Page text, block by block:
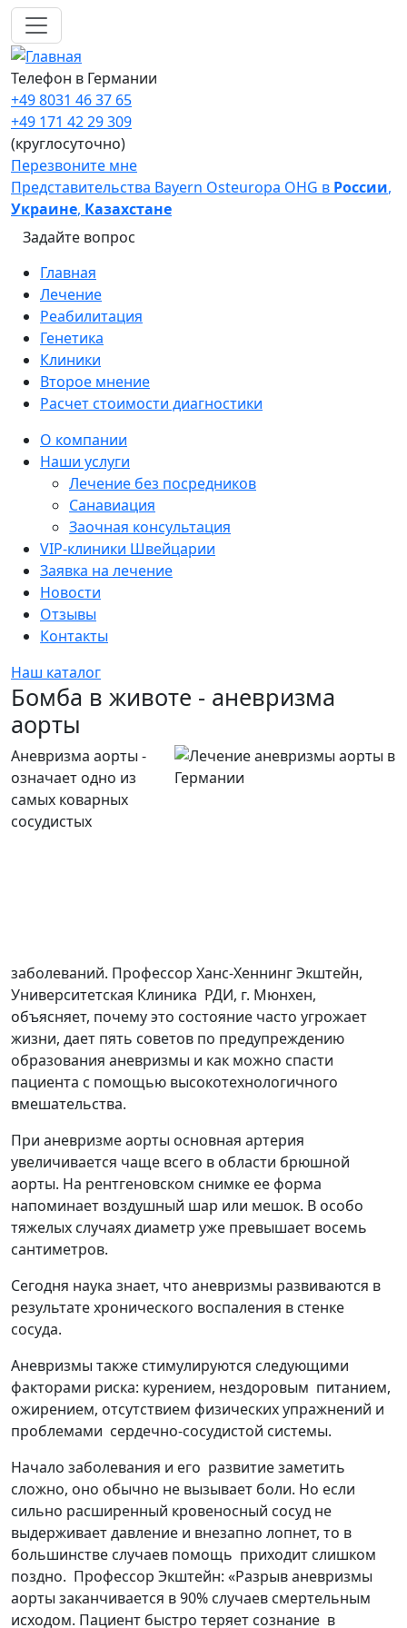
Перейти к основному содержанию
Телефон в Германии
+49 8031 46 37 65
+49 171 42 29 309
(круглосуточно)
Перезвоните мне
Представительства Bayern Osteuropa OHG в России,
Украине, Казахстане
Задайте вопрос
Main navigation
Главная
Лечение
Реабилитация
Генетика
Клиники
Второе мнение
Расчет стоимости диагностики
Sidebar
О компании
Наши услуги
Лечение без посредников
Санавиация
Заочная консультация
VIP-клиники Швейцарии
Заявка на лечение
Новости
Отзывы
Контакты
Наш каталог
Бомба в животе - аневризма
аорты
Аневризма аорты -
означает одно из
самых коварных
сосудистых
заболеваний. Профессор Ханс-Хеннинг Экштейн,
Университетская Клиника РДИ, г. Мюнхен,
объясняет, почему это состояние часто угрожает
жизни, дает пять советов по предупреждению
образования аневризмы и как можно спасти
пациента с помощью высокотехнологичного
вмешательства.
При аневризме аорты основная артерия
увеличивается чаще всего в области брюшной
аорты. На рентгеновском снимке ее форма
напоминает воздушный шар или мешок. В особо
тяжелых случаях диаметр уже превышает восемь
сантиметров.
Сегодня наука знает, что аневризмы развиваются в
результате хронического воспаления в стенке
сосуда.
Аневризмы также стимулируются следующими
факторами риска: курением, нездоровым питанием,
ожирением, отсутствием физических упражнений и
проблемами сердечно-сосудистой системы.
Начало заболевания и его развитие заметить
сложно, оно обычно не вызывает боли. Но если
сильно расширенный кровеносный сосуд не
выдерживает давление и внезапно лопнет, то в
большинстве случаев помощь приходит слишком
поздно. Профессор Экштейн: «Разрыв аневризмы
аорты заканчивается в 90% случаев смертельным
исходом. Пациент быстро теряет сознание в